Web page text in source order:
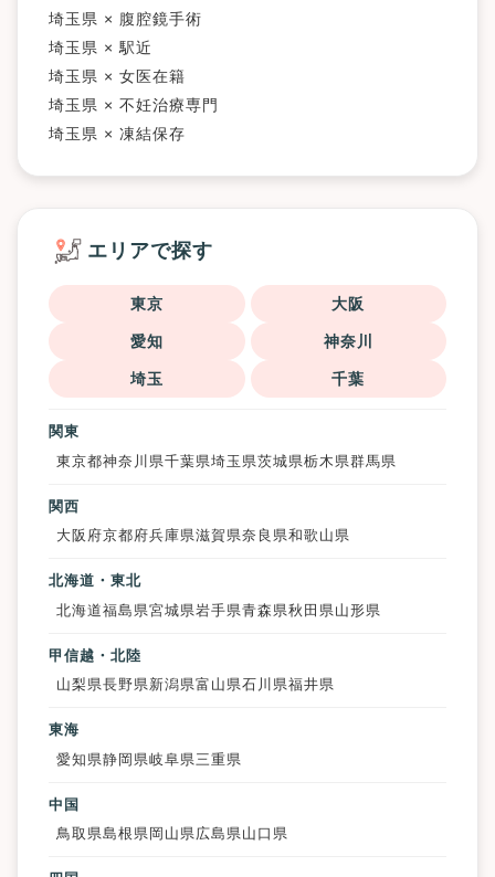
埼玉県 × 腹腔鏡手術
埼玉県 × 駅近
埼玉県 × 女医在籍
埼玉県 × 不妊治療専門
埼玉県 × 凍結保存
エリアで探す
東京 大阪
愛知 神奈川
埼玉 千葉
関東
東京都神奈川県千葉県埼玉県茨城県栃木県群馬県
関西
大阪府京都府兵庫県滋賀県奈良県和歌山県
北海道・東北
北海道福島県宮城県岩手県青森県秋田県 山形県
甲信越・北陸
山梨県長野県新潟県富山県石川県福井県
東海
愛知県静岡県岐阜県 三重県
中国
鳥取県島根県 岡山県広島県山口県